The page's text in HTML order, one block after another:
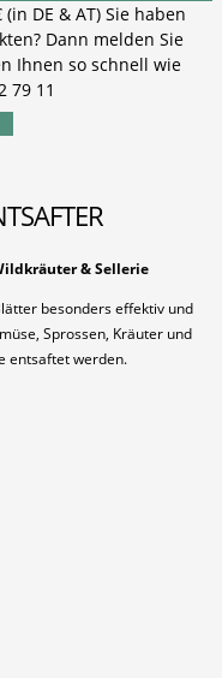
(in DE & AT) Sie haben
Dann melden Sie
Ihnen so schnell wie
79 11
& Sellerie
besonders effektiv und
Sprossen, Kräuter und
entsaftet werden.